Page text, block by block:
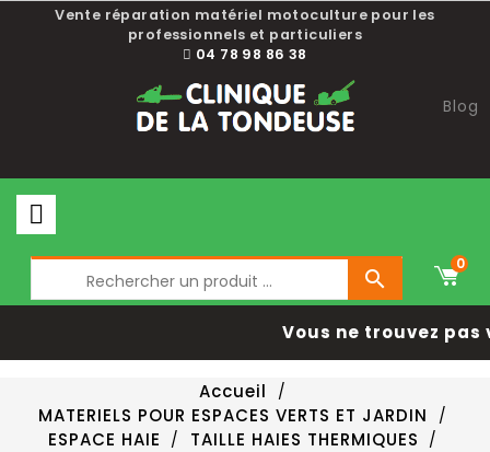
Vente réparation matériel motoculture pour les
professionnels et particuliers
04 78 98 86 38
Blog

0
Vous ne trouvez pas
Accueil
MATERIELS POUR ESPACES VERTS ET JARDIN
ESPACE HAIE
TAILLE HAIES THERMIQUES